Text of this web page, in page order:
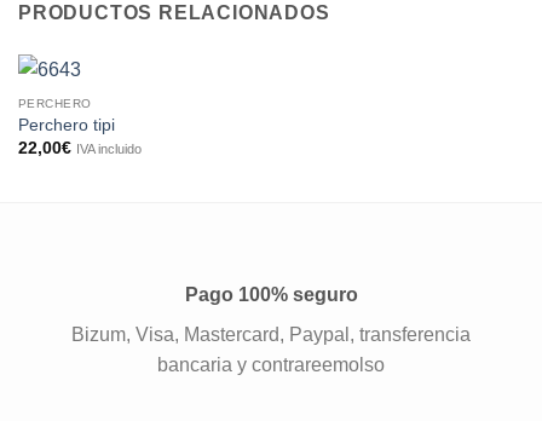
PRODUCTOS RELACIONADOS
PERCHERO
Perchero tipi
22,00€ IVA incluido
Pago 100% seguro
Bizum, Visa, Mastercard, Paypal, transferencia
bancaria y contrareemolso